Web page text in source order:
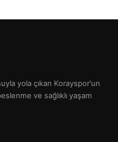
yola çıkan Korayspor'un
ve sağlıklı yaşam